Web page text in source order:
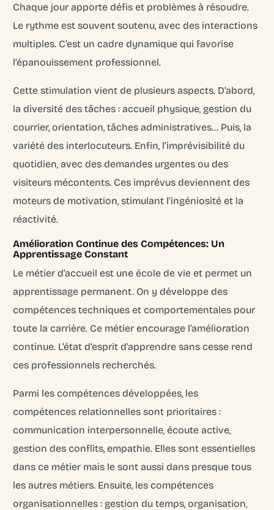
Chaque jour apporte défis et problèmes à résoudre.
Le rythme est souvent soutenu, avec des interactions
multiples. C’est un cadre dynamique qui favorise
l’épanouissement professionnel.
Cette stimulation vient de plusieurs aspects. D’abord,
la diversité des tâches : accueil physique, gestion du
courrier, orientation, tâches administratives… Puis, la
variété des interlocuteurs. Enfin, l’imprévisibilité du
quotidien, avec des demandes urgentes ou des
visiteurs mécontents. Ces imprévus deviennent des
moteurs de motivation, stimulant l’ingéniosité et la
réactivité.
Amélioration Continue des Compétences: Un
Apprentissage Constant
Le métier d’accueil est une école de vie et permet un
apprentissage permanent. On y développe des
compétences techniques et comportementales pour
toute la carrière. Ce métier encourage l’amélioration
continue. L’état d’esprit d’apprendre sans cesse rend
ces professionnels recherchés.
Parmi les compétences développées, les
compétences relationnelles sont prioritaires :
communication interpersonnelle, écoute active,
gestion des conflits, empathie. Elles sont essentielles
dans ce métier mais le sont aussi dans presque tous
les autres métiers. Ensuite, les compétences
organisationnelles : gestion du temps, organisation,